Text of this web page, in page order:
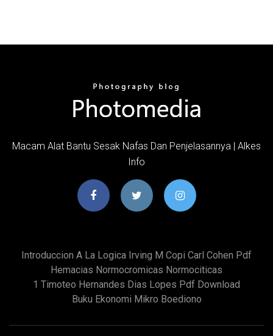
Macam Alat Bantu Sesak Nafas Dan Penjelasannya | Alkes
Info
Introduccion A La Logica Irving M Copi Carl Cohen Pdf
Hemacias Normocromicas Normociticas
1 Timoteo Hernandes Dias Lopes Pdf Download
Buku Ekonomi Mikro Boediono